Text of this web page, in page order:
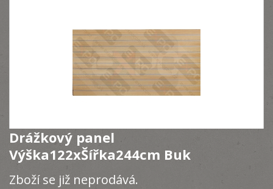
Drážkový panel
Výška122xŠířka244cm Buk
Zboží se již neprodává.